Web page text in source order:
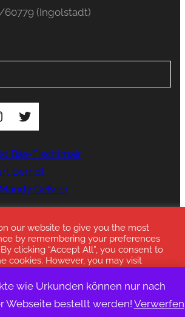
wie Urkunden können nur nach
Webseite bestellt werden! Verwerfen
60779 (Ingolstadt)
Twitter
Bäs-Fischlmair
Berndt
Mandy Geßner
ev.de
© 2023 Deutscher Stenka Bund
our website to give you the most
by remembering your preferences
clicking “Accept All”, you consent to
cookies. However, you may visit